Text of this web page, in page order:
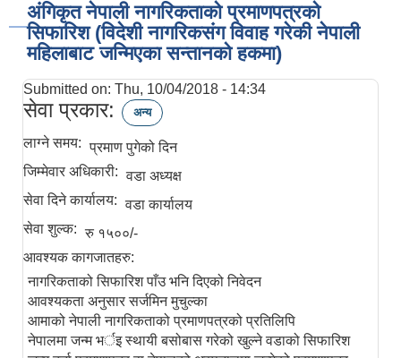
अंगिकृत नेपाली नागरिकताको प्रमाणपत्रको
सिफारिश (विदेशी नागरिकसंग विवाह गरेकी नेपाली
महिलाबाट जन्मिएका सन्तानको हकमा)
Submitted on: Thu, 10/04/2018 - 14:34
सेवा प्रकार: अन्य
लाग्ने समय: प्रमाण पुगेको दिन
जिम्मेवार अधिकारी: वडा अध्यक्ष
सेवा दिने कार्यालय: वडा कार्यालय
सेवा शुल्क: रु १५००/-
आवश्यक कागजातहरु:
नागरिकताको सिफारिश पाँउ भनि दिएको निवेदन
आवश्यकता अनुसार सर्जमिन मुचुल्का
आमाको नेपाली नागरिकताको प्रमाणपत्रको प्रतिलिपि
नेपालमा जन्म भर्इ स्थायी बसोबास गरेको खुल्ने वडाको सिफारिश